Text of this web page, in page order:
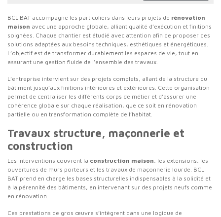
BCL BAT accompagne les particuliers dans leurs projets de rénovation
maison avec une approche globale, alliant qualité d’exécution et finitions
soignées. Chaque chantier est étudié avec attention afin de proposer des
solutions adaptées aux besoins techniques, esthétiques et énergétiques.
L’objectif est de transformer durablement les espaces de vie, tout en
assurant une gestion fluide de l’ensemble des travaux.
L’entreprise intervient sur des projets complets, allant de la structure du
bâtiment jusqu’aux finitions intérieures et extérieures. Cette organisation
permet de centraliser les différents corps de métier et d’assurer une
cohérence globale sur chaque réalisation, que ce soit en rénovation
partielle ou en transformation complète de l’habitat.
Travaux structure, maçonnerie et
construction
Les interventions couvrent la construction maison, les extensions, les
ouvertures de murs porteurs et les travaux de maçonnerie lourde. BCL
BAT prend en charge les bases structurelles indispensables à la solidité et
à la pérennité des bâtiments, en intervenant sur des projets neufs comme
en rénovation.
Ces prestations de gros œuvre s’intègrent dans une logique de